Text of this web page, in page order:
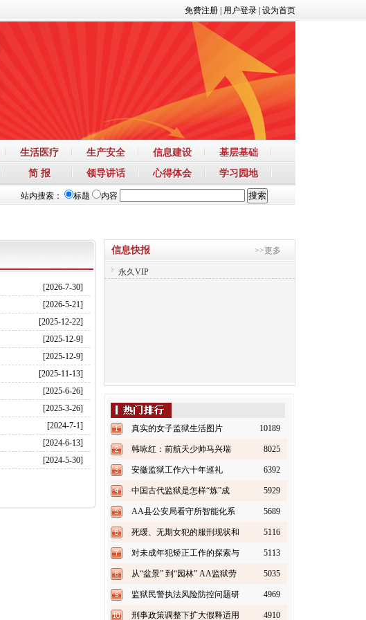
免费注册 用户登录 设为首页
生活医疗 生产安全 信息建设
基层基础
简 报 领导讲话 心得体会 学习园地
站内搜索： 标题 内容
[2026-7-30]
[2026-5-21]
[2025-12-22]
[2025-12-9]
[2025-12-9]
[2025-11-13]
[2025-6-26]
[2025-3-26]
[2024-7-1]
[2024-6-13]
[2024-5-30]
>>更多
信息快报
永久VIP
10189
真实的女子监狱生活图片
8025
韩咏红：前航天少帅马兴瑞
也“失踪” 6392
安徽监狱工作六十年巡礼
（上） 5929
中国古代监狱是怎样“炼”成
的？ 5689
AA县公安局看守所智能化系
统建设方案书（上） 5116
死缓、无期女犯的服刑现状和
改造对策探析 5113
对未成年犯矫正工作的探索与
实践 5035
从“盆景” 到“园林” AA监狱劳
务加工业快速发展之路 4969
监狱民警执法风险防控问题研
究 4910
刑事政策调整下扩大假释适用